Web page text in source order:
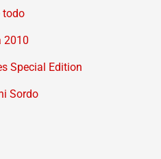
todo
2010
Special Edition
Sordo